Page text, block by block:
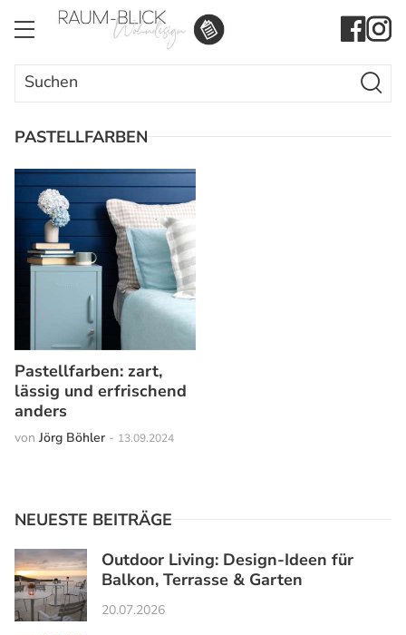
Search
for:
Search
PASTELLFARBEN
Pastellfarben: zart,
lässig und erfrischend
anders
von Jörg Böhler - 13.09.2024
NEUESTE BEITRÄGE
Outdoor Living: Design-Ideen für
Balkon, Terrasse & Garten
20.07.2026